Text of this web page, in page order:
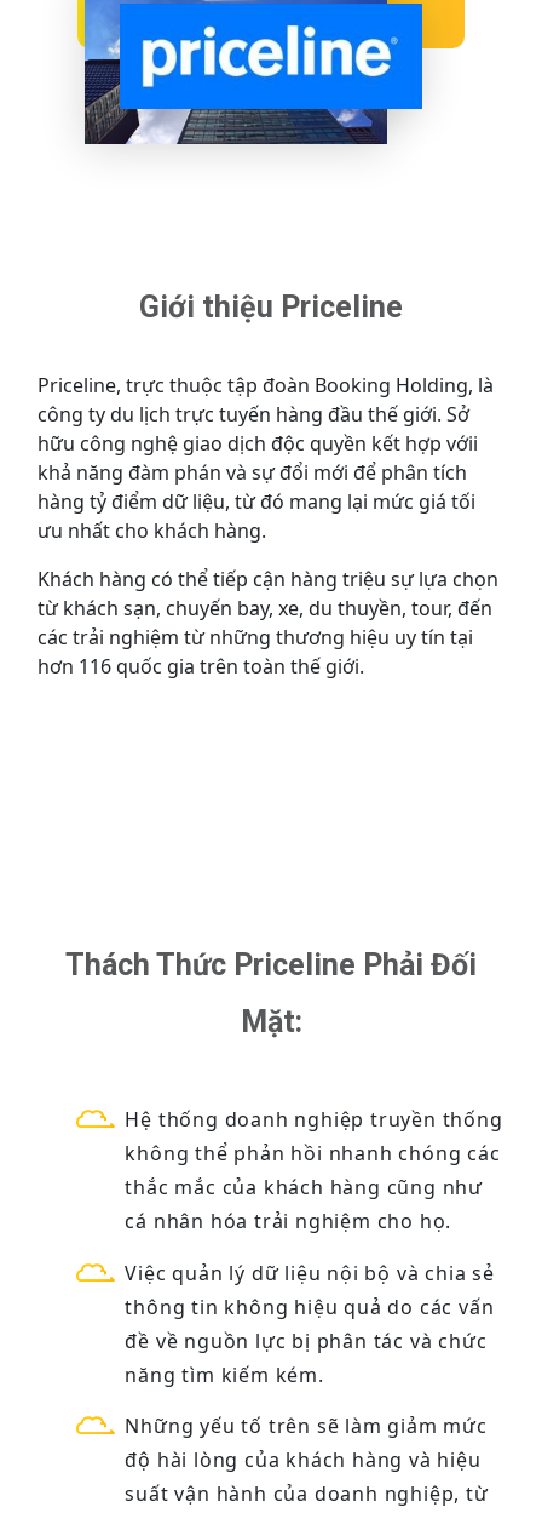
Giới thiệu Priceline
Priceline, trực thuộc tập đoàn Booking Holding, là
công ty du lịch trực tuyến hàng đầu thế giới. Sở
hữu công nghệ giao dịch độc quyền kết hợp vớii
khả năng đàm phán và sự đổi mới để phân tích
hàng tỷ điểm dữ liệu, từ đó mang lại mức giá tối
ưu nhất cho khách hàng.
Khách hàng có thể tiếp cận hàng triệu sự lựa chọn
từ khách sạn, chuyến bay, xe, du thuyền, tour, đến
các trải nghiệm từ những thương hiệu uy tín tại
hơn 116 quốc gia trên toàn thế giới.
Thách Thức Priceline Phải Đối
Mặt:
Hệ thống doanh nghiệp truyền thống
không thể phản hồi nhanh chóng các
thắc mắc của khách hàng cũng như
cá nhân hóa trải nghiệm cho họ.
Việc quản lý dữ liệu nội bộ và chia sẻ
thông tin không hiệu quả do các vấn
đề về nguồn lực bị phân tác và chức
năng tìm kiếm kém.
Những yếu tố trên sẽ làm giảm mức
độ hài lòng của khách hàng và hiệu
suất vận hành của doanh nghiệp, từ